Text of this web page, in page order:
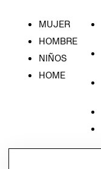
MUJER
HOMBRE
NIÑOS
HOME